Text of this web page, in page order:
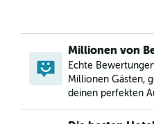
Millionen von
Echte
Millionen Gästen,
deinen perfekten